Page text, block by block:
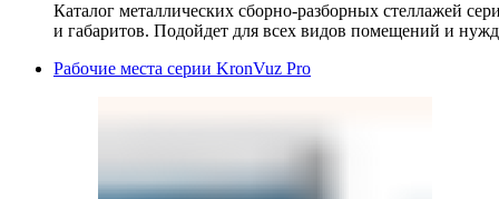
Каталог металлических сборно-разборных стеллажей
и габаритов. Подойдет для всех видов помещений и
Рабочие места серии KronVuz Pro